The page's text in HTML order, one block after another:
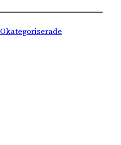
Okategoriserade